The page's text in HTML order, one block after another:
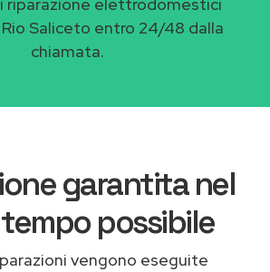
Saliceto entro 24/48 dalla
chiamata.
garantita nel
possibile
vengono eseguite